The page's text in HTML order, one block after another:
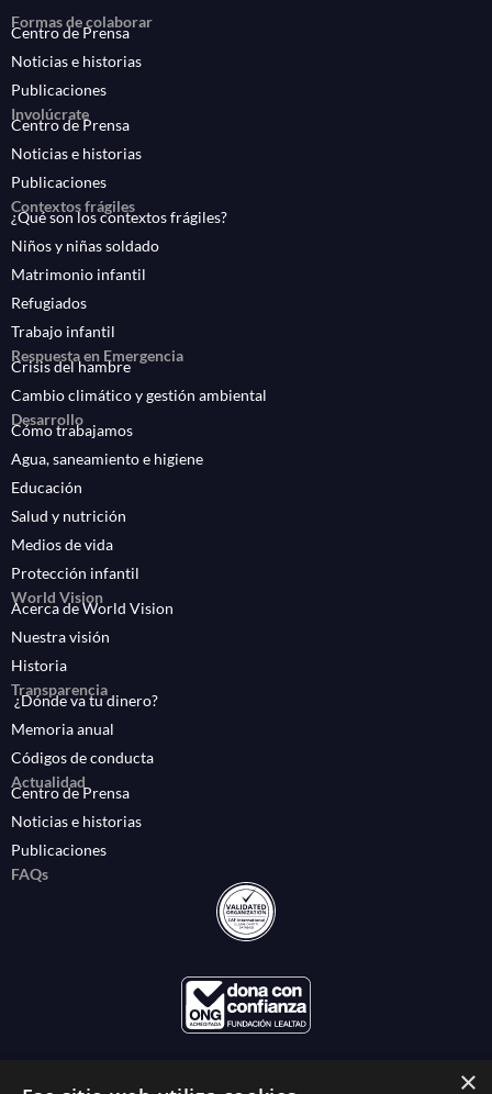
Formas de colaborar
Centro de Prensa
Noticias e historias
Publicaciones
Involúcrate
Centro de Prensa
Noticias e historias
Publicaciones
Contextos frágiles
¿Qué son los contextos frágiles?
Niños y niñas soldado
Matrimonio infantil
Refugiados
Trabajo infantil
Respuesta en Emergencia
Crisis del hambre
Cambio climático y gestión ambiental
Desarrollo
Cómo trabajamos
Agua, saneamiento e higiene
Educación
Salud y nutrición
Medios de vida
Protección infantil
World Vision
Acerca de World Vision
Nuestra visión
Historia
Transparencia
¿Dónde va tu dinero?
Memoria anual
Códigos de conducta
Actualidad
Centro de Prensa
Noticias e historias
Publicaciones
FAQs
×